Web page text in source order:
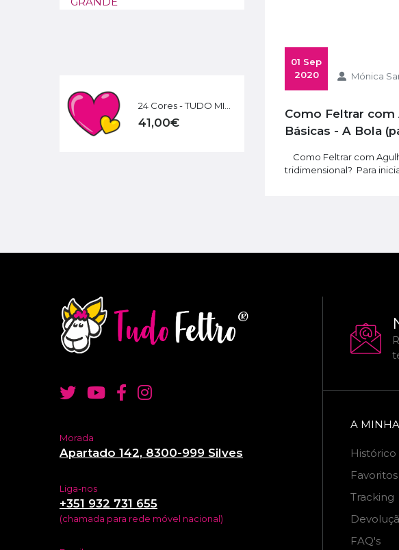
41,00€ 9,00€
Mónica
2020
Como Feltrar com Agulhas | Formas
Básicas - A Bola
Como Feltrar com
tridimensional? Para
Morada
Apartado 142, 8300-999 Silves
Liga-nos
+351 932 731 655
(chamada para rede móvel nacional)
A
Histórico
Favoritos
Tracking
FAQ's